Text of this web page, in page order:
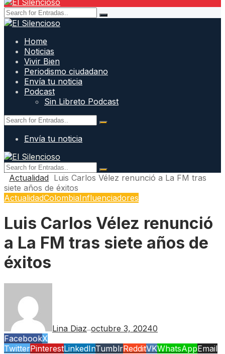
Home
Noticias
Vivir Bien
Periodismo ciudadano
Envía tu noticia
Podcast
Sin Libreto Podcast
Envía tu noticia
Actualidad Luis Carlos Vélez renunció a La FM tras
siete años de éxitos
ActualidadColombiaInfluenciadores
Luis Carlos Vélez renunció
a La FM tras siete años de
éxitos
Lina Diaz—octubre 3, 20240
FacebookX
TwitterPinterestLinkedInTumblrRedditVKWhatsAppEmail